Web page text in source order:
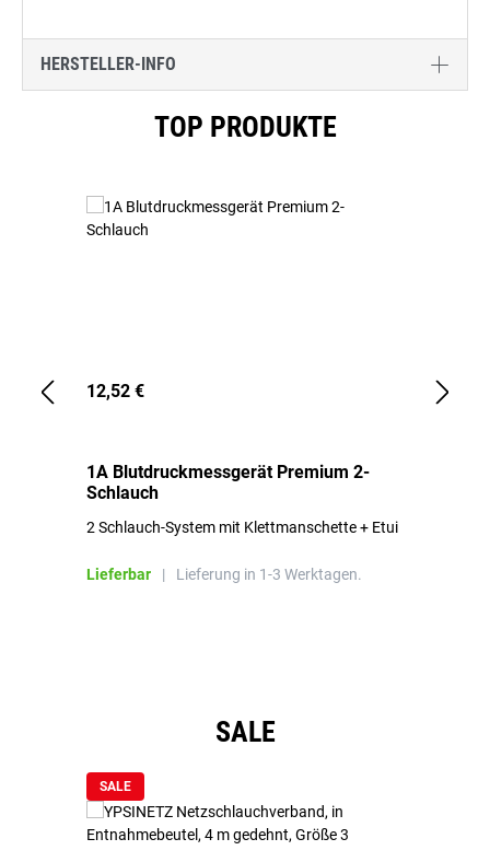
HERSTELLER-INFO
TOP PRODUKTE
12,52 €
1A Blutdruckmessgerät Premium 2-
Schlauch
2 Schlauch-System mit Klettmanschette + Etui
Lieferbar | Lieferung in 1-3 Werktagen.
SALE
SALE